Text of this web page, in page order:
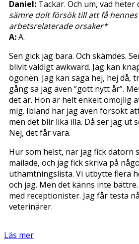
Daniel: Tackar. Och um, vad
sämre dolt försök till att få
arbetsrelaterade orsaker*
A:A.
Sen gick jag bara. Och skämdes.
blivit väldigt awkward. Jag kan
ögonen. Jag kan säga hej, hej då,
gång sa jag även ”gott nytt år”.
det är. Hon är helt enkelt omöjlig
mig. Ibland har jag även försökt
men det blir lika illa. Då ser jag ut
Nej, det får vara.
Hur som helst, när jag fick datorn
mailade, och jag fick skriva på
uthämtningslista. Vi utbytte flera
och jag. Men det känns inte
med receptionister. Jag får testa
veterinärer.
Läs mer